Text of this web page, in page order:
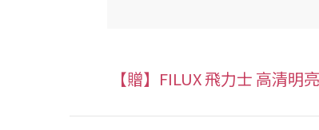
【贈】FILUX 飛力士 高清